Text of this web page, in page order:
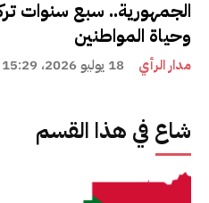
الجمهورية.. سبع سنوات
وحياة المواطنين
مدار الرأي 18 يوليو 2026، 15:29 مساءً
شاع في هذا القسم